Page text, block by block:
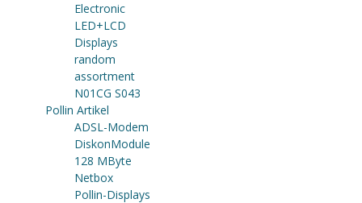
Electronic
LED+LCD
Displays
random
assortment
N01CG S043
Pollin Artikel
ADSL-Modem
DiskonModule
128 MByte
Netbox
Pollin-Displays